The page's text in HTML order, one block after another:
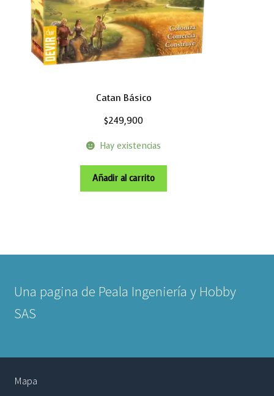
Catan Básico
$249,900
Hay existencias
Añadir al carrito
Una pagina de Peala Ingeniería y Hobby
SAS
Mapa